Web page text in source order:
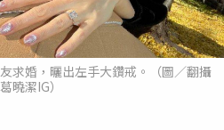
求婚，曬出左手大鑽戒。（圖／翻攝
曉潔IG）